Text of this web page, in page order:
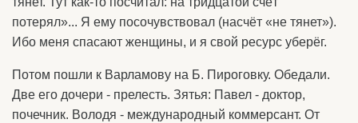
потерял»... Я ему посочувствовал (насчёт «не тянет»).
Ибо меня спасают женщины, и я свой ресурс уберёг.
Потом пошли к Варламову на Б. Пироговку. Обедали.
Две его дочери - прелесть. Зятья: Павел - доктор,
почечник. Володя - международный коммерсант. От